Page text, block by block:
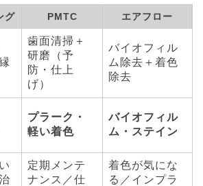
グ PMTC エアフロー
歯面清掃＋
研磨（予
防・仕上
げ）
バイオフィル
ム除去＋着色
除去
プラーク・
軽い着色
バイオフィル
ム・ステイン
定期メンテ
ナンス／仕
着色が気にな
る／インプラ